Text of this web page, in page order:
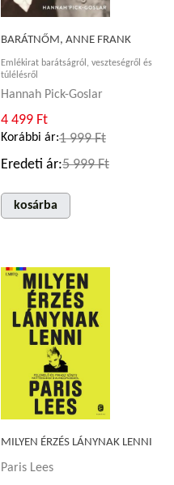
BARÁTNŐM, ANNE FRANK
Emlékirat barátságról, veszteségről és
túlélésről
Hannah Pick-Goslar
4 499 Ft
Korábbi ár:1 999 Ft
Eredeti ár:5 999 Ft
kosárba
MILYEN ÉRZÉS LÁNYNAK LENNI
Paris Lees